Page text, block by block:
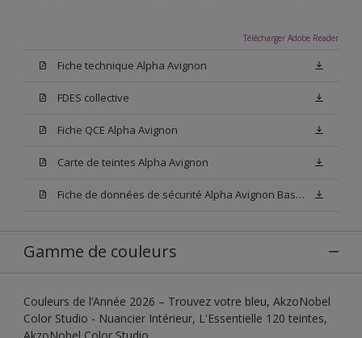
Télécharger Adobe Reader
Fiche technique Alpha Avignon
FDES collective
Fiche QCE Alpha Avignon
Carte de teintes Alpha Avignon
Fiche de données de sécurité Alpha Avignon Base W05
Gamme de couleurs
Couleurs de l’Année 2026 – Trouvez votre bleu, AkzoNobel
Color Studio - Nuancier Intérieur, L'Essentielle 120 teintes,